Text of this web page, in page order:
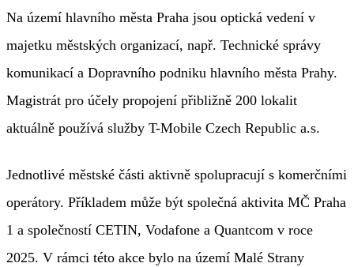
Na území hlavního města Praha jsou optická vedení v
majetku městských organizací, např. Technické správy
komunikací a Dopravního podniku hlavního města Prahy.
Magistrát pro účely propojení přibližně 200 lokalit
aktuálně používá služby T-Mobile Czech Republic a.s.
Jednotlivé městské části aktivně spolupracují s komerčními
operátory. Příkladem může být společná aktivita MČ Praha
1 a společností CETIN, Vodafone a Quantcom v roce
2025. V rámci této akce bylo na území Malé Strany